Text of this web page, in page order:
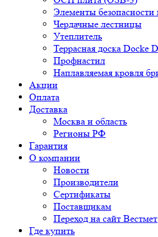
Элементы безопасности
Чердачные лестницы
Утеплитель
Террасная доска Docke
Профнастил
Наплавляемая кровля
Акции
Оплата
Доставка
Москва и область
Регионы РФ
Гарантия
О компании
Новости
Производители
Сертификаты
Поставщикам
Переход на сайт Вестмет
Где купить